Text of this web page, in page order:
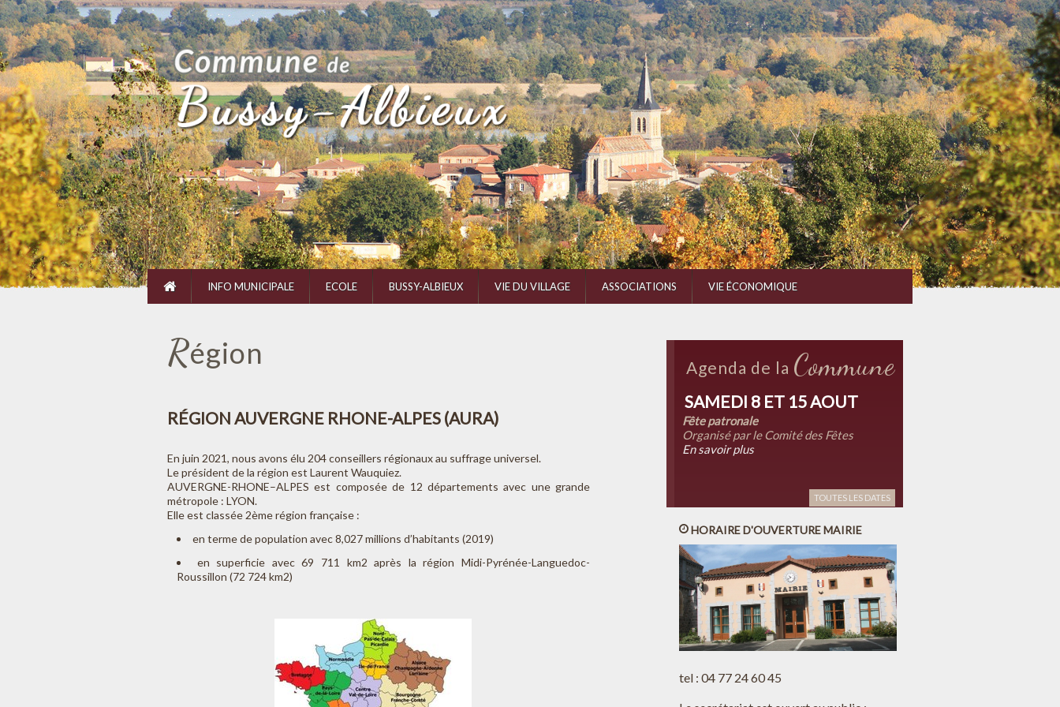
INFO MUNICIPALE ECOLE BUSSY-ALBIEUX VIE DU VILLAGE ASSOCIATIONS VIE ÉCONOMIQUE
Région
RÉGION AUVERGNE RHONE-ALPES (AURA)
En juin 2021, nous avons élu 204 conseillers régionaux au suffrage universel.
Le président de la région est Laurent Wauquiez.
AUVERGNE-RHONE–ALPES est composée de 12 départements avec une grande
métropole : LYON.
Elle est classée 2ème région française :
en terme de population avec 8,027 millions d’habitants (2019)
en superficie avec 69 711 km2 après la région Midi-Pyrénée-Languedoc-
Roussillon (72 724 km2)
Agenda de la Commune
SAMEDI 8 ET 15 AOUT
Fête patronale
Organisé par le Comité des Fêtes
En savoir plus
TOUTES LES DATES
HORAIRE D'OUVERTURE MAIRIE
tel : 04 77 24 60 45